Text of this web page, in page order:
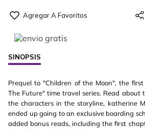
SINOPSIS
Prequel to "Children of the Moon", the
The Future" time travel series. Read about
the characters in the storyline, katherine
ended up going to an exclusive boarding
added bonus reads, including the first